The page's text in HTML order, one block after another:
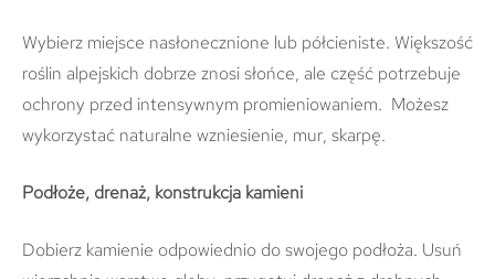
Wybierz miejsce nasłonecznione lub półcieniste. Większość
roślin alpejskich dobrze znosi słońce, ale część potrzebuje
ochrony przed intensywnym promieniowaniem. Możesz
wykorzystać naturalne wzniesienie, mur, skarpę.
Podłoże, drenaż, konstrukcja kamieni
Dobierz kamienie odpowiednio do swojego podłoża. Usuń